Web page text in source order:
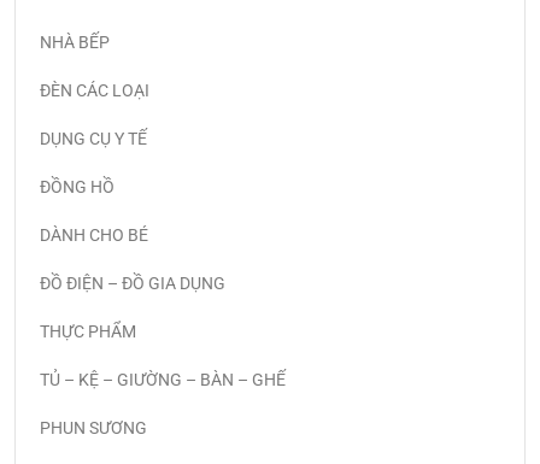
NHÀ BẾP
ĐÈN CÁC LOẠI
DỤNG CỤ Y TẾ
ĐỒNG HỒ
DÀNH CHO BÉ
ĐỒ ĐIỆN – ĐỒ GIA DỤNG
THỰC PHẨM
TỦ – KỆ – GIƯỜNG – BÀN – GHẾ
PHUN SƯƠNG